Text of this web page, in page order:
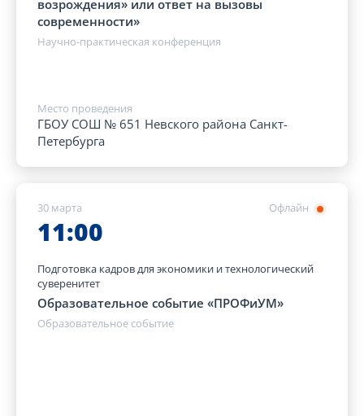
возрождения» или ответ на вызовы
современности»
Научно-практическая конференция
Место проведения
ГБОУ СОШ № 651 Невского района Санкт-
Петербурга
Офлайн
30 марта
11:00
Подготовка кадров для экономики и технологический
суверенитет
Образовательное событие «ПРОФиУМ»
Образовательное событие